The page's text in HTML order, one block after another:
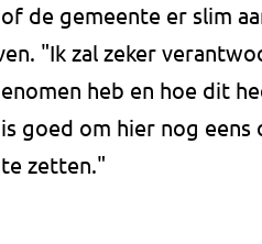
de gemeente er slim
"Ik zal zeker
heb en hoe dit
goed om hier nog eens
zetten."